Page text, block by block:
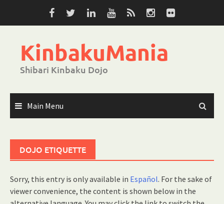
KinbakuMania
Shibari Kinbaku Dojo
Main Menu
DOJO ETIQUETTE
Sorry, this entry is only available in Español. For the sake of
viewer convenience, the content is shown below in the